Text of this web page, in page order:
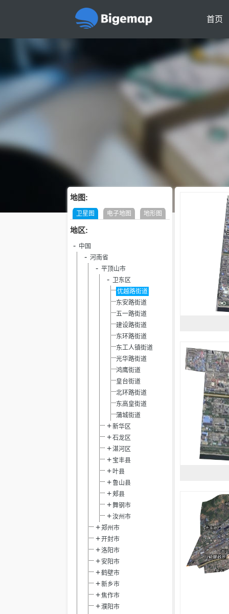
首页
地图:
卫星图 电子地图 地形图
地区:
中国
河南省
平顶山市
卫东区
优越路街道
东安路街道
五一路街道
建设路街道
东环路街道
东工人镇街道
光华路街道
鸿鹰街道
皇台街道
北环路街道
东高皇街道
蒲城街道
新华区
石龙区
湛河区
宝丰县
叶县
鲁山县
郏县
舞钢市
汝州市
郑州市
开封市
洛阳市
安阳市
鹤壁市
新乡市
焦作市
濮阳市